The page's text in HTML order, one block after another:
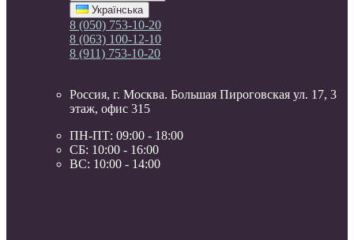
Українська
8 (050) 753-10-20
8 (063) 100-12-10
8 (911) 753-10-20
Россия, г. Москва. Большая Пироговская ул. 17, 3
этаж, офис 315
ПН-ПТ: 09:00 - 18:00
СБ: 10:00 - 16:00
ВС: 10:00 - 14:00